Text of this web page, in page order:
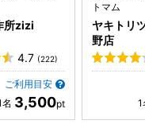
所zizi
4.7 (222)
ご利用目安
3,500
トマム
ヤキトリ
野店